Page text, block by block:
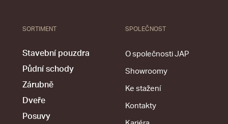
SORTIMENT
Stavební pouzdra
Půdní schody
Zárubně
Dveře
Posuvy
SPOLEČNOST
O společnosti JAP
Showroomy
Ke stažení
Kontakty